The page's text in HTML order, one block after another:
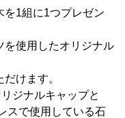
に1つプレゼン
したオリジナル
ます。
ジナルキャップと
用している石